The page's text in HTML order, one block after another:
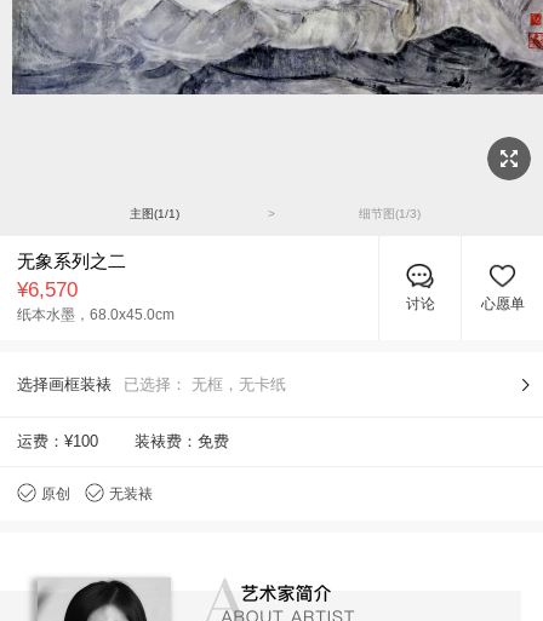
主图(1/1) > 细节图(1/3)
无象系列之二
¥6,570
纸本水墨， 68.0x45.0cm
讨论 心愿单
选择画框装裱 已选择： 无框，无卡纸
运费： ¥100 装裱费：免费
原创 无装裱